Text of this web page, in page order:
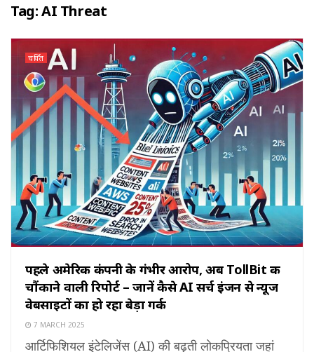
Tag:AI Threat
चर्चित
पहले अमेरिकी कंपनी के गंभीर आरोप, अब TollBit की
चौंकाने वाली रिपोर्ट – जानें कैसे AI सर्च इंजन से न्यूज
वेबसाइटों का हो रहा बेड़ा गर्क
7 MARCH 2025
आर्टिफिशियल इंटेलिजेंस (AI) की बढ़ती लोकप्रियता जहां